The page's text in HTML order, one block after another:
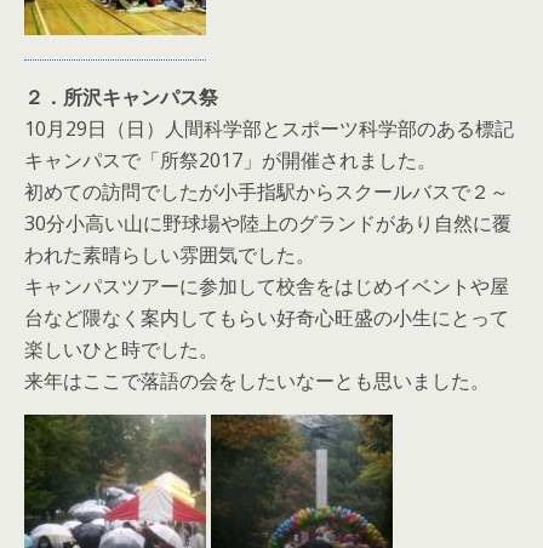
２．所沢キャンパス祭
10月29日（日）人間科学部とスポーツ科学部のある標記
キャンパスで「所祭2017」が開催されました。
初めての訪問でしたが小手指駅からスクールバスで２～
30分小高い山に野球場や陸上のグランドがあり自然に覆
われた素晴らしい雰囲気でした。
キャンパスツアーに参加して校舎をはじめイベントや屋
台など隈なく案内してもらい好奇心旺盛の小生にとって
楽しいひと時でした。
来年はここで落語の会をしたいなーとも思いました。